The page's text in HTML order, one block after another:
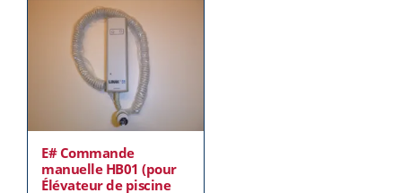
E# Commande
manuelle HB01 (pour
Élévateur de piscine